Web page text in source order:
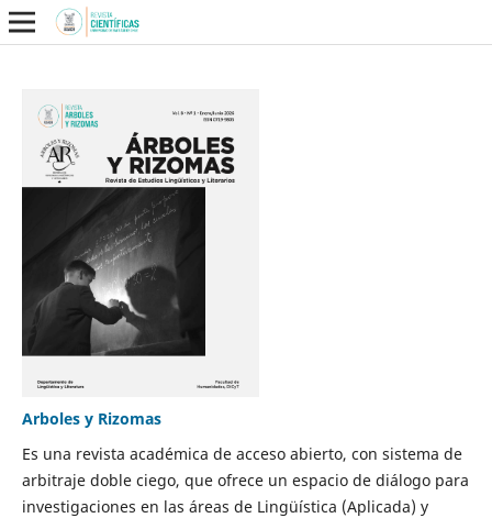
Arboles y Rizomas
Es una revista académica de acceso abierto, con sistema de
arbitraje doble ciego, que ofrece un espacio de diálogo para
investigaciones en las áreas de Lingüística (Aplicada) y